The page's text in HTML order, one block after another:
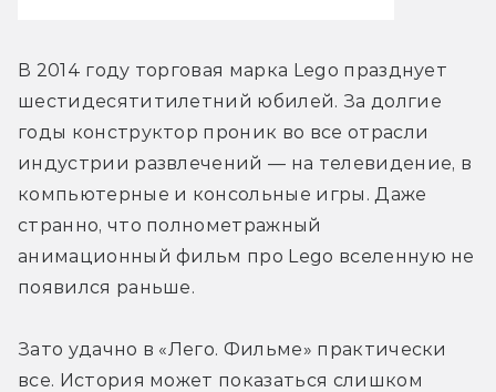
В 2014 году торговая марка Lego празднует
шестидесятитилетний юбилей. За долгие
годы конструктор проник во все отрасли
индустрии развлечений — на телевидение, в
компьютерные и консольные игры. Даже
странно, что полнометражный
анимационный фильм про Lego вселенную не
появился раньше.
Зато удачно в «Лего. Фильме» практически
все. История может показаться слишком